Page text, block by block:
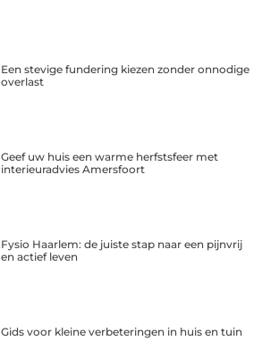
Een stevige fundering kiezen zonder onnodige
overlast
Geef uw huis een warme herfstsfeer met
interieuradvies Amersfoort
Fysio Haarlem: de juiste stap naar een pijnvrij
en actief leven
Gids voor kleine verbeteringen in huis en tuin